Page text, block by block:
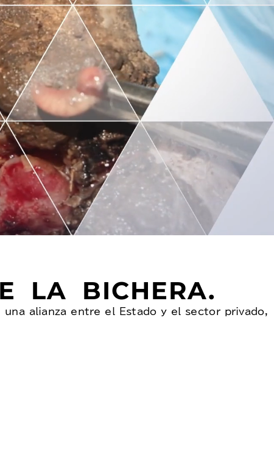
LA BICHERA.
una alianza entre el Estado y el sector privado,